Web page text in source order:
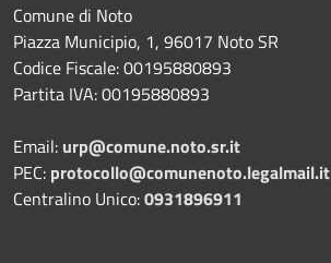
Comune di Noto
Piazza Municipio, 1, 96017 Noto SR
Codice Fiscale: 00195880893
Partita IVA: 00195880893
Email: urp@comune.noto.sr.it
PEC: protocollo@comunenoto.legalmail.it
Centralino Unico:0931896911